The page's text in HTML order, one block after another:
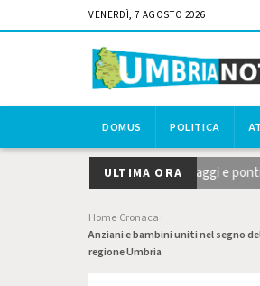
VENERDÌ, 7 AGOSTO 2026
DOMUS POLITICA
ULTIMA ORA
taglio del canneto, dragaggi e pontile
Home Cronaca
Anziani e bambini uniti nel segno
regione Umbria